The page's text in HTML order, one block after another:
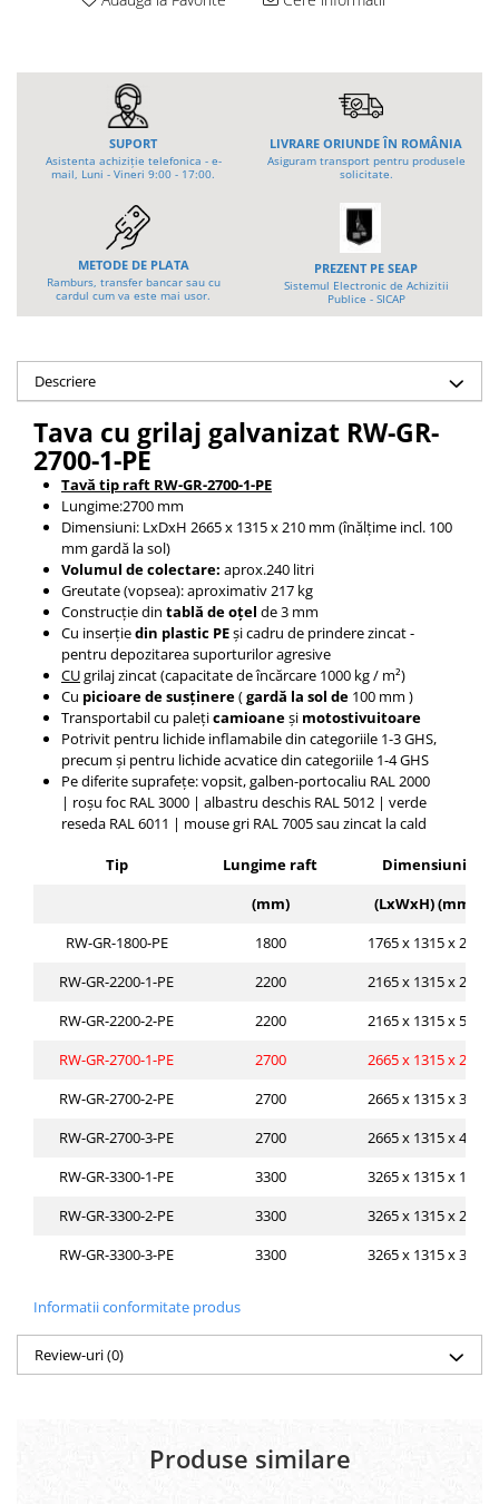
Carucior butoi 200 L
Ulei pentru compresor
Ridicare
Suport butelii
Automatizarea productiei
Scule
Rezervor mobil motorina
Sudura
Sudare manuala
Pozitionere de sudura
Instalatii de rotire
Platforme foarfeca
Tip 3S cu basculare pe 3 laturi
Tip GU / GU-E - compacte
Tip SGU - pentru span
Tip MGU - Minicontainer
Tip SMGU - mini pentru span
Tip RD - cu capac rotund
Tip BKC - de mare capacitate
Tip DUO / TRIO
Containere stivuibile
Tip BSK - pentru deșeuri
Traverse pentru BSK
Tip SB - cu bază rabatabilă
Nacela stivuitor
Translator stivuitor
Prelungitor lame stivuitor CAM
attachments
Atasamente profesionale CAM
Cleste ridicare butoi
Dispozitive ridicare butoaie
SUPORT
Asistenta achiziție telefonica - e-
mail, Luni - Vineri 9:00 - 17:00.
LIVRARE ORIUNDE ÎN ROMÂNIA
Asiguram transport pentru produsele
solicitate.
METODE DE PLATA
Ramburs, transfer bancar sau cu
cardul cum va este mai usor.
PREZENT PE SEAP
Sistemul Electronic de Achizitii
Publice - SICAP
Descriere
Tava cu grilaj galvanizat RW-GR-
2700-1-PE
Tavă tip raft RW-GR-2700-1-PE
Lungime:2700 mm
Dimensiuni: LxDxH 2665 x 1315 x 210 mm (înălțime incl. 100
mm gardă la sol)
Volumul de colectare: aprox.240 litri
Greutate (vopsea): aproximativ 217 kg
Construcție din tablă de oțel de 3 mm
Cu inserțiedin plastic PEși cadru de prindere zincat -
pentru depozitarea suporturilor agresive
CUgrilaj zincat (capacitate de încărcare 1000 kg / m²)
Cu picioare de susținere(gardă la sol de 100 mm )
Transportabil cu palețicamioaneși motostivuitoare
Potrivit pentru lichide inflamabile din categoriile 1-3 GHS,
precum și pentru lichide acvatice din categoriile 1-4 GHS
Pe diferite suprafețe: vopsit, galben-portocaliu RAL 2000
| roșu foc RAL 3000 | albastru deschis RAL 5012 | verde
reseda RAL 6011 | mouse gri RAL 7005 sau zincat la cald
Tip Lungime raft
Dimensiuni
(mm)
(LxWxH) (mm)
RW-GR-1800-PE
1800
1765 x 1315 x 255
RW-GR-2200-1-PE
2200
2165 x 1315 x 230
RW-GR-2200-2-PE
2200
2165 x 1315 x 510
RW-GR-2700-1-PE
2700
2665 x 1315 x 210
RW-GR-2700-2-PE
2700
2665 x 1315 x 305
RW-GR-2700-3-PE
2700
2665 x 1315 x 440
RW-GR-3300-1-PE
3300
3265 x 1315 x 195
RW-GR-3300-2-PE
3300
3265 x 1315 x 270
RW-GR-3300-3-PE
3300 3265 x 1315 x 385
Informatii conformitate produs
Review-uri(0)
Produse similare